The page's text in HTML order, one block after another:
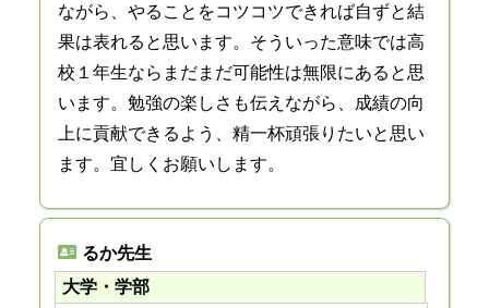
ながら、やることをコツコツできれば自ずと結
果は表れると思います。そういった意味では高
校１年生ならまだまだ可能性は無限にあると思
います。勉強の楽しさも伝えながら、成績の向
上に貢献できるよう、精一杯頑張りたいと思い
ます。宜しくお願いします。
るか先生
大学・学部